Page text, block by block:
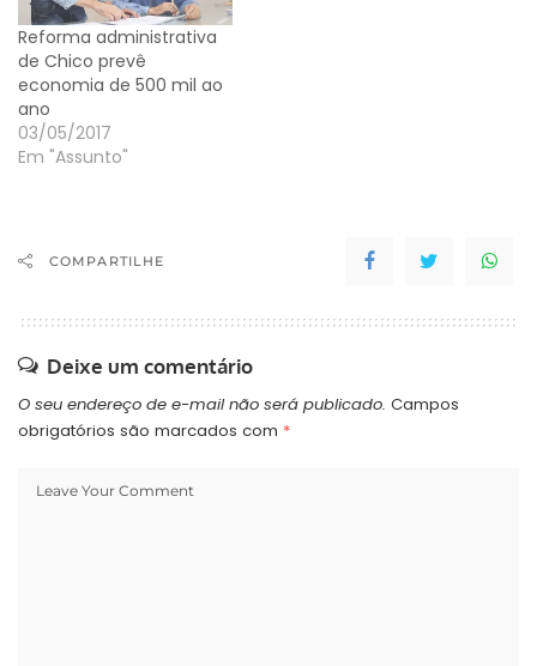
Reforma administrativa
de Chico prevê
economia de 500 mil ao
ano
03/05/2017
Em "Assunto"
COMPARTILHE
Deixe um comentário
O seu endereço de e-mail não será publicado. Campos
obrigatórios são marcados com *